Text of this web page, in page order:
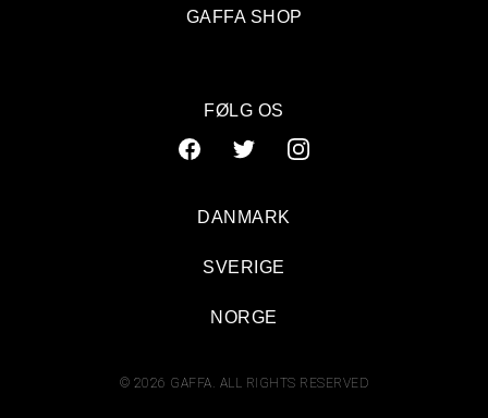
GAFFA SHOP
FØLG OS
© 2026 GAFFA. ALL RIGHTS RESERVED
DANMARK
SVERIGE
NORGE